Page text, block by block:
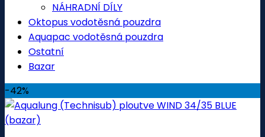
NÁHRADNÍ DÍLY
Oktopus vodotěsná pouzdra
Aquapac vodotěsná pouzdra
Ostatní
Bazar
-42%